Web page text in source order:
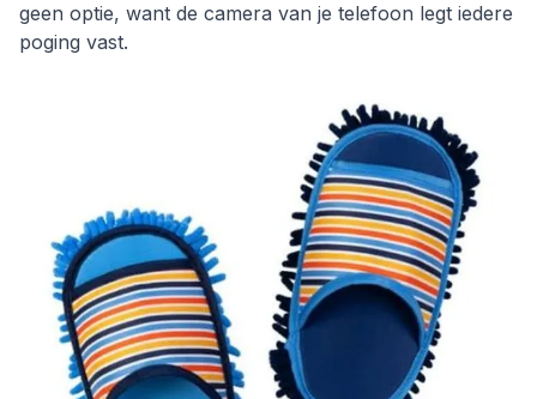
geen optie, want de camera van je telefoon legt iedere
poging vast.